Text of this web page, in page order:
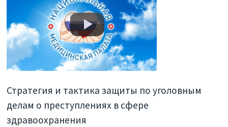
Стратегия и тактика защиты по уголовным
делам о преступлениях в сфере
здравоохранения